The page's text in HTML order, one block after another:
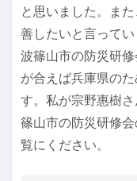
と思いました。ま
善したいと言って
波篠山市の防災研
が合えば兵庫県の
す。私が宗野惠樹
篠山市の防災研修
覧にください。